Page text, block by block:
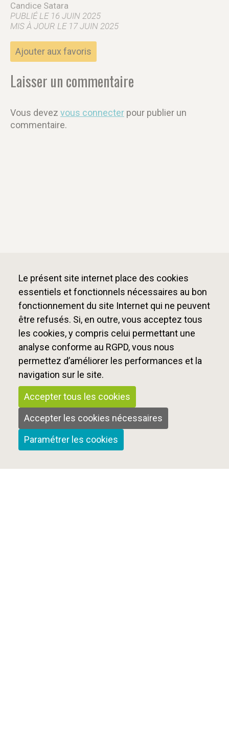
Le présent site internet place des cookies
essentiels et fonctionnels nécessaires au bon
fonctionnement du site Internet qui ne peuvent
être refusés. Si, en outre, vous acceptez tous
les cookies, y compris celui permettant une
analyse conforme au RGPD, vous nous
permettez d’améliorer les performances et la
navigation sur le site.
Accepter tous les cookies
Accepter les cookies nécessaires
Paramétrer les cookies
Candice Satara
PUBLIÉ LE 16 JUIN 2025
MIS À JOUR LE 17 JUIN 2025
Ajouter aux favoris
Laisser un commentaire
Vous devez vous connecter pour publier un
commentaire.